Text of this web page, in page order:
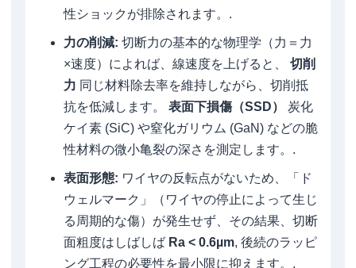
性ショックが排除されます。.
力の削減: 切断力の基本的な物理学（力＝力
×速度）によれば、線速度を上げると、 切削
力 同じ材料除去率を維持しながら、切削抵
抗を低減します。 表面下損傷（SSD）
炭化
ケイ素 (SiC) や窒化ガリウム (GaN) などの脆
性材料の微小亀裂の深さを測定します。.
表面形態: ワイヤの反転点がないため、「ド
ウェルマーク」（ワイヤの停止によって生じ
る周期的な傷）が発生せず、その結果、切断
面粗度はしばしば Ra < 0.6µm, 後続のラッピ
ング工程の必要性を最小限に抑えます。.